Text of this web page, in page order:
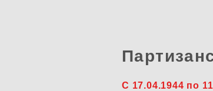
С 17.04.1944 по